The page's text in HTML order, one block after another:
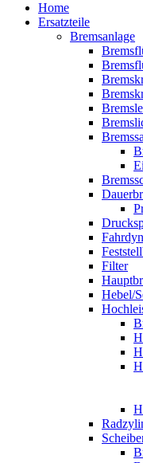
Home
Ersatzteile
Bremsanlage
Filter
Hebel/